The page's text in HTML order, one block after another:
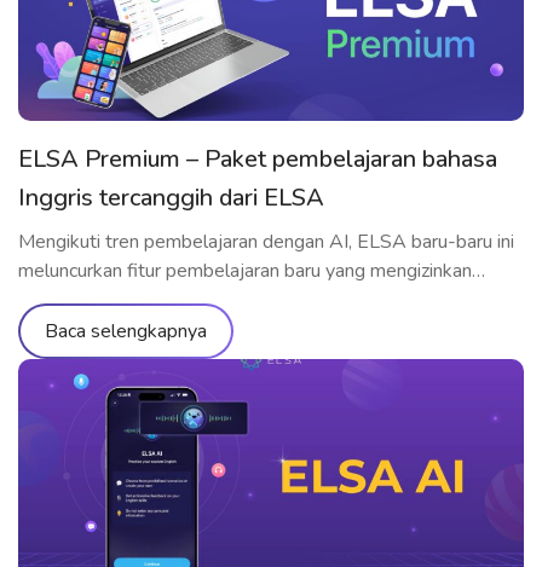
ELSA Premium – Paket pembelajaran bahasa
Inggris tercanggih dari ELSA
Mengikuti tren pembelajaran dengan AI, ELSA baru-baru ini
meluncurkan fitur pembelajaran baru yang mengizinkan
pembelajar berlatih berbicara langsung dengan AI – ELSA
Premium. Mari memahami fitur-fiturnya secara terlinci
melalui artikel di bawah ini! Apa itu ELSA Premium? Resmi
diluncurkan pada September 2023, ELSA Premium
merupakan paket pembelajaran bahasa Inggris tercanggih
dari ELSA hingga saat ini. […]
Baca selengkapnya